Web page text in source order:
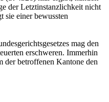
der Letztinstanzlichkeit nicht
sie einer bewussten
mag den
erschweren. Immerhin
der betroffenen Kantone den